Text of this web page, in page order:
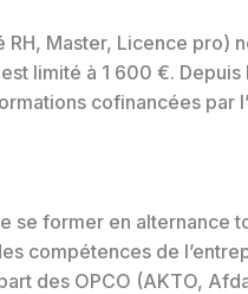
Master, Licence pro)
limité à 1 600 €.
cofinancées par
former en alternance
compétences de
des OPCO (AKTO,